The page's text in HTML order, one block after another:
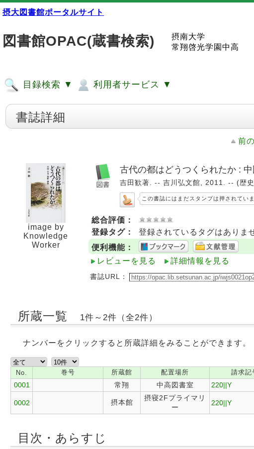
摂大図書館ポータルサイト
図書館OPAC(蔵書検索)
摂南大学
常翔啓光学園中高
目録検索 ▼ 利用者サービス ▼
書誌詳細
前
image by
Knowledge
Worker
古代の都はどうつくられたか :
吉田歓著. -- 吉川弘文館, 2011. -- (歴
この書誌にはまだスタンプは押されていま
総合評価：
登録タグ：
登録されているタグはありま
便利機能：
レビューを見る
詳細情報を見る
書誌URL：
所蔵一覧 1件～2件（全2件）
ナンバーをクリックすると所蔵詳細をみることができます。
No. 巻号 所蔵館 配置場所 請求記
0001 常翔 中高図書室 220||Y
0002 摂本館
摂寝2Fプライマリ
ー
220||Y
目次・あらすじ